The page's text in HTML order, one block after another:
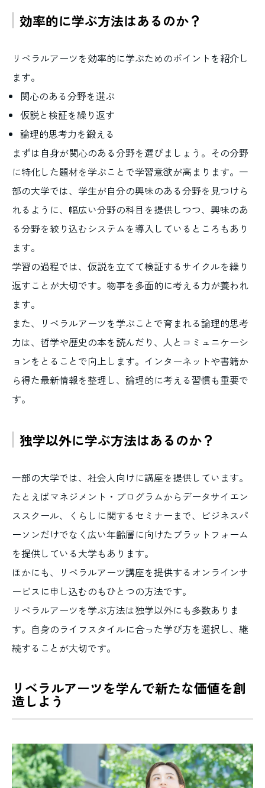
効率的に学ぶ方法はあるのか？
リベラルアーツを効率的に学ぶためのポイントを紹介し
ます。
関心のある分野を選ぶ
仮説と検証を繰り返す
論理的思考力を鍛える
まずは自身が関心のある分野を選びましょう。その分野
に特化した題材を学ぶことで学習意欲が高まります。一
部の大学では、学生が自分の興味のある分野を見つけら
れるように、幅広い分野の科目を提供しつつ、興味のあ
る分野を絞り込むシステムを導入しているところもあり
ます。
学習の過程では、仮説を立てて検証するサイクルを繰り
返すことが大切です。物事を多面的に考える力が養われ
ます。
また、リベラルアーツを学ぶことで育まれる論理的思考
力は、哲学や歴史の本を読んだり、人とコミュニケーシ
ョンをとることで向上します。インターネットや書籍か
ら得た最新情報を整理し、論理的に考える習慣も重要で
す。
独学以外に学ぶ方法はあるのか？
一部の大学では、社会人向けに講座を提供しています。
たとえばマネジメント・プログラムからデータサイエン
ススクール、くらしに関するセミナーまで、ビジネスパ
ーソンだけでなく広い年齢層に向けたプラットフォーム
を提供している大学もあります。
ほかにも、リベラルアーツ講座を提供するオンラインサ
ービスに申し込むのもひとつの方法です。
リベラルアーツを学ぶ方法は独学以外にも多数ありま
す。自身のライフスタイルに合った学び方を選択し、継
続することが大切です。
リベラルアーツを学んで新たな価値を創
造しよう